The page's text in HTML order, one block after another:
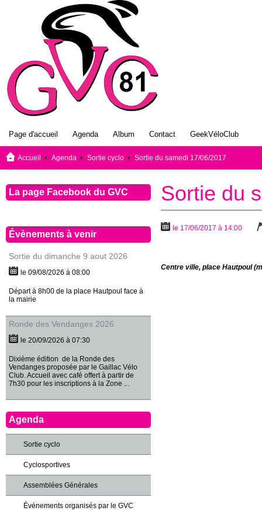
Page d'accueil Agenda Album Contact GeekVéloClub
Accueil Agenda Sortie cyclo Sortie du samedi 17/06/2017
Sortie du
le 17/06/2017 à 14:00
Centre ville, place Hautpoul
La page Facebook du GVC
Évènements à venir
Sortie du dimanche 9 aout 2026
le 09/08/2026 à 08:00
Départ à 8h00 de la place Hautpoul face à
la mairie
Ronde des Vendanges 2026
le 20/09/2026 à 07:30
Dixième édition de la Ronde des
Vendanges proposée par le Gaillac Vélo
Club. Accueil avec café offert à partir de
7h30 pour les inscriptions à la Zone ...
Agenda
Sortie cyclo
Cyclosportives
Assemblées Générales
Événements organisés par le GVC